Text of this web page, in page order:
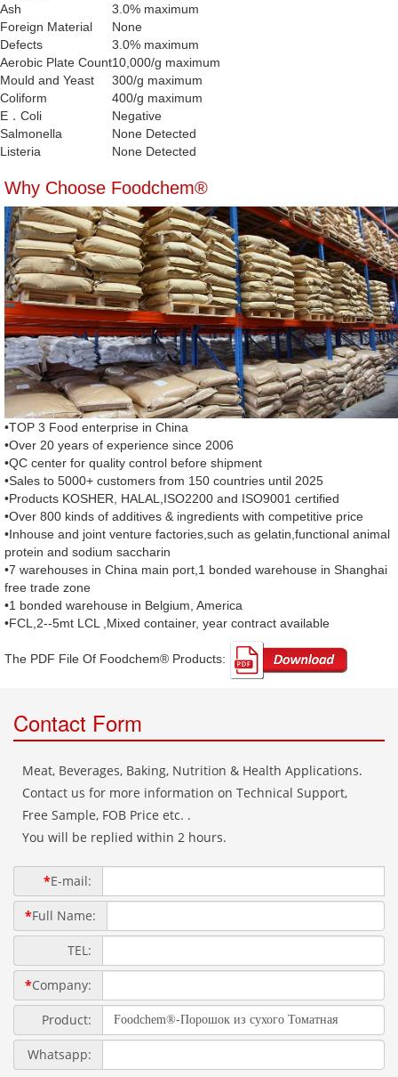
Ash
3.0% maximum
Foreign Material
None
Defects
3.0% maximum
Aerobic Plate Count10,000/g maximum
Mould and Yeast
300/g maximum
Coliform
400/g maximum
E．Coli
Negative
Salmonella
None Detected
Listeria
None Detected
Why Choose Foodchem®
•TOP 3 Food enterprise in China
•Over 20 years of experience since 2006
•QC center for quality control before shipment
•Sales to 5000+ customers from 150 countries until 2025
•Products KOSHER, HALAL,ISO2200 and ISO9001 certified
•Over 800 kinds of additives & ingredients with competitive price
•Inhouse and joint venture factories,such as gelatin,functional animal
protein and sodium saccharin
•7 warehouses in China main port,1 bonded warehouse in Shanghai
free trade zone
•1 bonded warehouse in Belgium, America
•FCL,2--5mt LCL ,Mixed container, year contract available
The PDF File Of Foodchem® Products: